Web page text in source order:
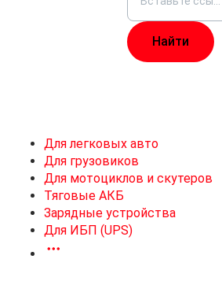
Для легковых авто
Для грузовиков
Для мотоциклов и скутеров
Тяговые АКБ
Зарядные устройства
Для ИБП (UPS)